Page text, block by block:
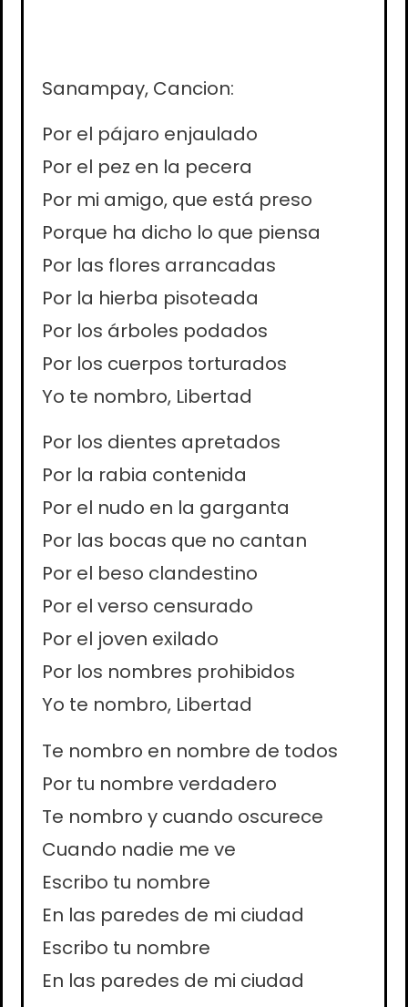
Sanampay, Cancion:
Por el pájaro enjaulado
Por el pez en la pecera
Por mi amigo, que está preso
Porque ha dicho lo que piensa
Por las flores arrancadas
Por la hierba pisoteada
Por los árboles podados
Por los cuerpos torturados
Yo te nombro, Libertad
Por los dientes apretados
Por la rabia contenida
Por el nudo en la garganta
Por las bocas que no cantan
Por el beso clandestino
Por el verso censurado
Por el joven exilado
Por los nombres prohibidos
Yo te nombro, Libertad
Te nombro en nombre de todos
Por tu nombre verdadero
Te nombro y cuando oscurece
Cuando nadie me ve
Escribo tu nombre
En las paredes de mi ciudad
Escribo tu nombre
En las paredes de mi ciudad